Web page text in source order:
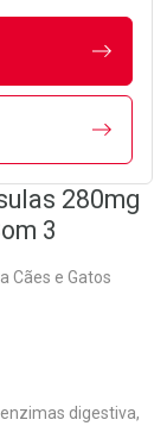
280mg
3
Cães e Gatos
digestiva,